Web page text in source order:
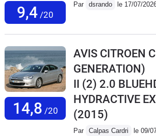
9,4 /20
Par dsrando le 17/07/
14,8 /20
AVIS CITROEN
GENERATION)
II (2) 2.0
HYDRACTIVE
(2015)
Par Calpas Cardri le 09/